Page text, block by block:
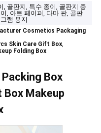
, 골판지, 특수 종이, 골판지 종
, 아트 페이퍼, 다마 판, 골판
램 용지
Cosmetics Packaging
Skin Care Gift Box,
Folding Box
Box
Box Makeup